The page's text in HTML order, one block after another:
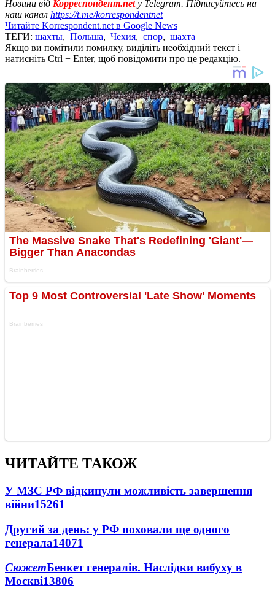
Новини від Корреспондент.netу Telegram. Підписуйтесь на
наш канал https://t.me/korrespondentnet
Читайте Korrespondent.net в Google News
ТЕГИ: шахты, Польша, Чехия, спор, шахта
Якщо ви помітили помилку, виділіть необхідний текст і
натисніть Ctrl + Enter, щоб повідомити про це редакцію.
ЧИТАЙТЕ ТАКОЖ
У МЗС РФ відкинули можливість завершення
війни15261
Другий за день: у РФ поховали ще одного
генерала14071
СюжетБенкет генералів. Наслідки вибуху в
Москві13806